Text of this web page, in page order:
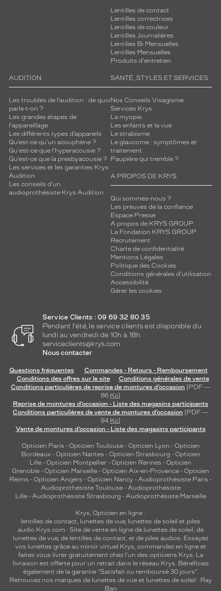
Lentilles de contact
Lentilles correctrices
Lentilles de couleur
Lentilles Journalières
Lentilles Bi Mensuelles
Lentilles Mensuelles
Produits d'entretien
AUDITION
Les troubles de l’audition : de quoi
parle-t-on ?
Les grandes étapes de
l'appareillage
Les différents types d’appareils
Qu’est-ce qu'un acouphène ?
Qu'est-ce que l'hyperacousie ?
Qu’est-ce que la presbyacousie ?
Les services et les garanties Krys
Audition
Les conseils d'un
audioprothésiste Krys Audition
SANTÉ, STYLES ET SERVICES
Nos Conseils Visagisme
Services Krys
La myopie
Les enfants et la vue
Le strabisme
Le glaucome : symptômes et
traitement
Paupière qui tremble ?
A PROPOS DE KRYS
Qui sommes-nous ?
Les preuves de la confiance
Espace Presse
A propos de KRYS GROUP
La Fondation KRYS GROUP
Recrutement
Charte de confidentialité
Mentions Légales
Politique des Cookies
Conditions générales d'utilisation
Accessibilité
Gérer les cookies
Service Clients : 09 69 32 80 35
Pendant l'été, le service clients est disponible du
lundi au vendredi de 10h à 18h.
serviceclients@krys.com
Nous contacter
Questions fréquentes
Commandes - Retours - Remboursement
Conditions des offres sur le site
Conditions générales de vente
Conditions particulières de reprise de montures d’occasion [PDF —
86 Ko]
Reprise de montures d’occasion - Liste des magasins participants
Conditions particulières de vente de montures d’occasion [PDF —
94 Ko]
Vente de montures d’occasion - Liste des magasins participants
Opticien Paris - Opticien Toulouse- Opticien Lyon - Opticien
Bordeaux- Opticien Nantes - Opticien Strasbourg - Opticien
Lille - Opticien Montpellier - Opticien Rennes - Opticien
Grenoble - Opticien Marseille - Opticien Aix-en-Provence - Opticien
Reims - Opticien Angers - Opticien Nancy - Audioprothésiste Paris -
Audioprothésiste Toulouse- Audioprothésiste
Lille- Audioprothésiste Strasbourg - Audioprothésiste Marseille
Krys, Opticien en ligne :
lentilles de contact, lunettes de vue, lunettes de soleil et piles
audio Krys.com : Site de vente en ligne de lunettes de soleil, de
lunettes de vue, de lentilles de contact, et de piles audios. Essayez
vos lunettes grâce au miroir virtuel Krys, commandez en ligne et
faites vous livrer gratuitement chez l'un des opticiens Krys. La
livraison est offerte pour un retrait dans le réseau Krys. Bénéficiez
également de la garantie "Satisfait ou remboursé 30 jours".
Retrouvez nos marques de lunettes de vue et lunettes de soleil : Ray
Ban